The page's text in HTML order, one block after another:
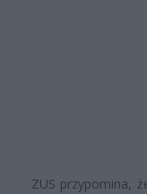
ZUS przypomina,